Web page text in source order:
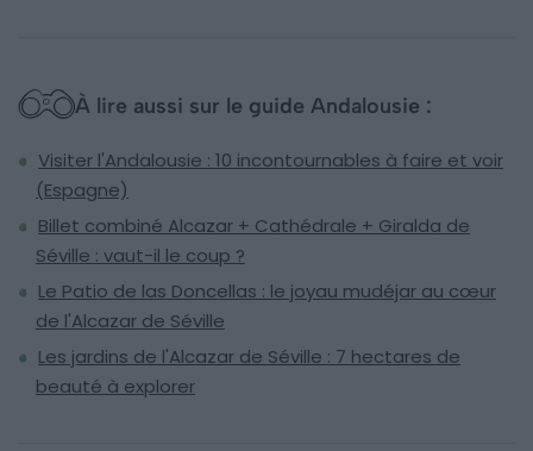
À lire aussi sur le guide Andalousie :
Visiter l'Andalousie : 10 incontournables à faire et voir
(Espagne)
Billet combiné Alcazar + Cathédrale + Giralda de
Séville : vaut-il le coup ?
Le Patio de las Doncellas : le joyau mudéjar au cœur
de l'Alcazar de Séville
Les jardins de l'Alcazar de Séville : 7 hectares de
beauté à explorer